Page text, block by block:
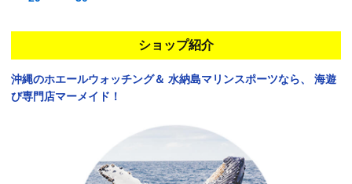
ショップ紹介
沖縄のホエールウォッチング＆ 水納島マリンスポーツなら、
海遊
び専門店マーメイド！